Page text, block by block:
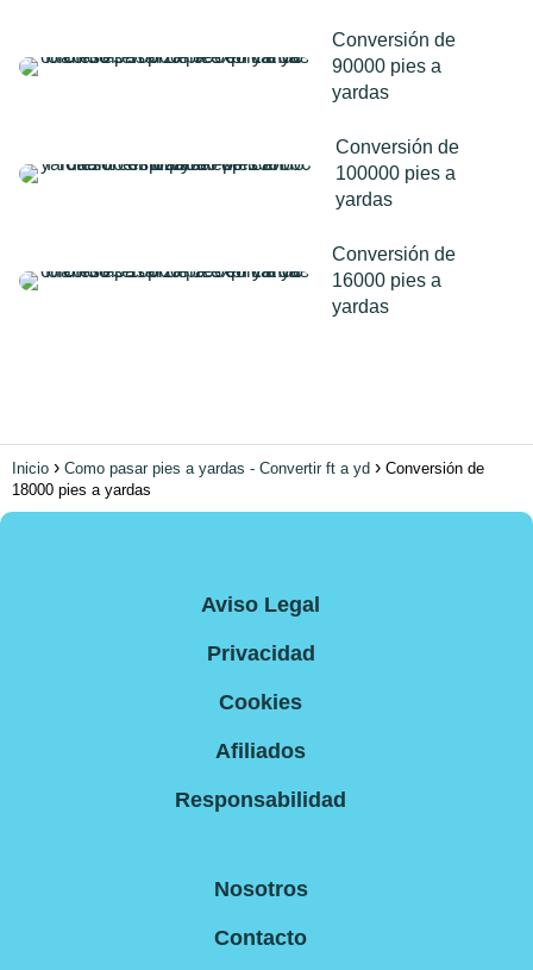
Conversión de
90000 pies a
yardas
Conversión de
100000 pies a
yardas
Conversión de
16000 pies a
yardas
Inicio Como pasar pies a yardas - Convertir ft a yd
Conversión de
18000 pies a yardas
Aviso Legal
Privacidad
Cookies
Afiliados
Responsabilidad
Nosotros
Contacto